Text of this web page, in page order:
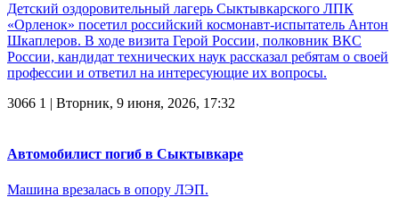
Детский оздоровительный лагерь Сыктывкарского ЛПК
«Орленок» посетил российский космонавт-испытатель Антон
Шкаплеров. В ходе визита Герой России, полковник ВКС
России, кандидат технических наук рассказал ребятам о своей
профессии и ответил на интересующие их вопросы.
3066 1 | Вторник, 9 июня, 2026, 17:32
Автомобилист погиб в Сыктывкаре
Машина врезалась в опору ЛЭП.